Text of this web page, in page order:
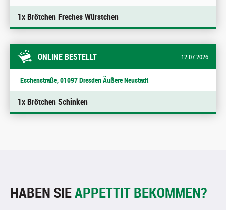
1x Brötchen Freches Würstchen
ONLINE BESTELLT 12.07.2026
Eschenstraße, 01097 Dresden Äußere Neustadt
1x Brötchen Schinken
HABEN SIEAPPETTIT BEKOMMEN?